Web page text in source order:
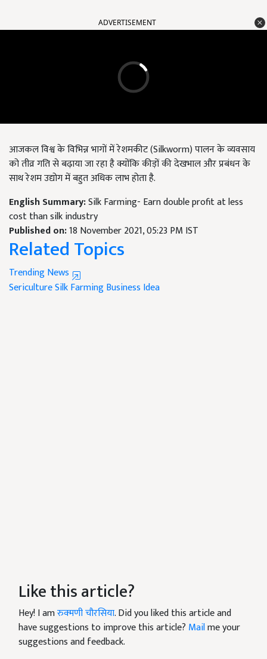
ADVERTISEMENT
आजकल विश्व के विभिन्न भागों में रेशमकीट (Silkworm) पालन के व्यवसाय
को तीव्र गति से बढ़ाया जा रहा है क्योंकि कीड़ों की देखभाल और प्रबंधन के
साथ रेशम उद्योग में बहुत अधिक लाभ होता है.
English Summary:Silk Farming- Earn double profit at less
cost than silk industry
Published on:18 November 2021, 05:23 PM IST
Related Topics
Trending News
SericultureSilk FarmingBusiness Idea
Like this article?
Hey! I amरुक्मणी चौरसिया. Did you liked this article and
have suggestions to improve this article? Mailme your
suggestions and feedback.